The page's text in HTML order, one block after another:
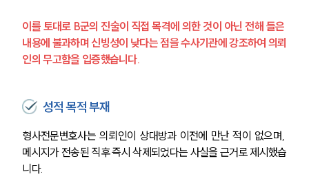
이를 토대로 B군의 진술이 직접 목격에 의한 것이 아닌 전해 들은
내용에 불과하며 신빙성이 낮다는 점을 수사기관에 강조하여 의뢰
인의 무고함을 입증했습니다.
성적 목적 부재
형사전문변호사는 의뢰인이 상대방과 이전에 만난 적이 없으며,
메시지가 전송된 직후 즉시 삭제되었다는 사실을 근거로 제시했습
니다.